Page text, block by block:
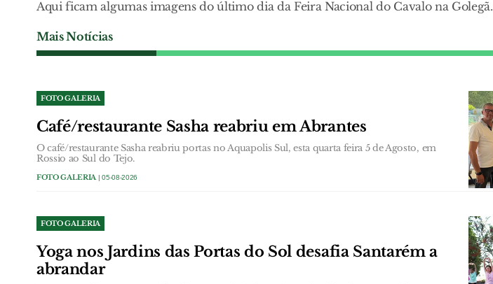
Aqui ficam algumas imagens do último dia da Feira Nacional do Cavalo na Golegã.
Mais Notícias
FOTO GALERIA
Café/restaurante Sasha reabriu em Abrantes
O café/restaurante Sasha reabriu portas no Aquapolis Sul, esta quarta feira 5 de Agosto, em
Rossio ao Sul do Tejo.
FOTO GALERIA | 05-08-2026
FOTO GALERIA
Yoga nos Jardins das Portas do Sol desafia Santarém a
abrandar